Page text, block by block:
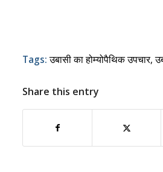
Tags: उबासी का होम्योपैथिक उपचार,
Share this entry